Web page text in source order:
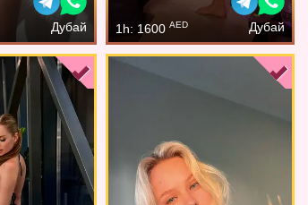
Дубай 1h: 1600AED Дубай